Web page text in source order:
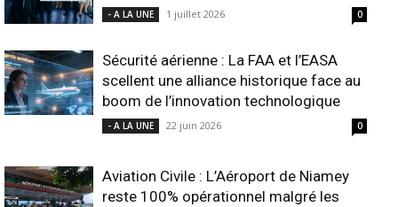
- A LA UNE 1 juillet 2026 0
Sécurité aérienne : La FAA et l’EASA
scellent une alliance historique face au
boom de l’innovation technologique
- A LA UNE 22 juin 2026 0
Aviation Civile : L’Aéroport de Niamey
reste 100% opérationnel malgré les